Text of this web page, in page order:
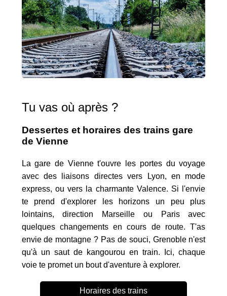
Tu vas où après ?
Dessertes et horaires des trains gare
de Vienne
La gare de Vienne t'ouvre les portes du voyage
avec des liaisons directes vers Lyon, en mode
express, ou vers la charmante Valence. Si l'envie
te prend d'explorer les horizons un peu plus
lointains, direction Marseille ou Paris avec
quelques changements en cours de route. T'as
envie de montagne ? Pas de souci, Grenoble n'est
qu'à un saut de kangourou en train. Ici, chaque
voie te promet un bout d'aventure à explorer.
Horaires des trains